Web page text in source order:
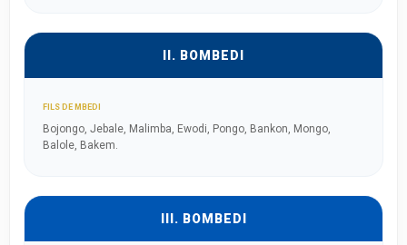
II. BOMBEDI
FILS DE MBEDI
Bojongo, Jebale, Malimba, Ewodi, Pongo, Bankon, Mongo,
Balole, Bakem.
III. BOMBEDI